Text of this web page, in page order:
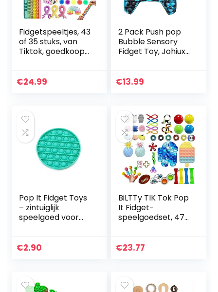
Fidgetspeeltjes, 43
of 35 stuks, van
Tiktok, goedkoop
drukken,
€24.99
2 Pack Push pop
Bubble Sensory
Fidget Toy, Johiux
Noden Sensory
€13.99
Pop It Fidget Toys
– zintuiglijk
speelgoed voor
ADHD – perfect
€2.90
BiLTTy TIK Tok Pop
It Fidget-
speelgoedset, 47-
pop-blaas,
€23.77